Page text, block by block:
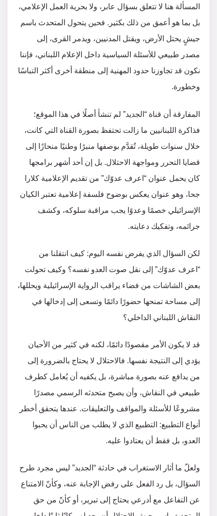
المسألة هنا لا تتعلق بسؤال عابر، ولا بحرية العمل الإعلامي،
بل بما هو أعمق من ذلك بكثير. فحين يتحول المتحدث باسم
جيشٍ يحتل الأرض، ويقتل المدنيين، ويدمر القرى، إلى
مصدر طبيعي للأسئلة السياسية داخل الإعلام اللبناني، فإننا
نكون قد تجاوزنا حدود المهنية إلى منطقة أخرى أكثر التباسًا
وخطورة.
المفارقة أن قناة “الجديد” لم تنشأ أصلًا في هذا الموقع؛
فذاكرة اللبنانيين ما زالت تحتفظ بصورة القناة التي كانت،
خلال سنوات طويلة، تُقدَّم بوصفها منبرًا وطنيًا منحازًا إلى
قضايا التحرر ومواجهة الاحتلال. بل إن أحد أشهر برامجها
كان يحمل عنوان “اعرف عدوّك” من تقديم الإعلامية كلارا
جحا، وهو عنوان يعكس بوضوح فلسفة إعلامية تعتبر الكيان
الإسرائيلي خصمًا وعدوًا يجب مراقبة سلوكه، وكشف
جرائمه، وتفكيك دعايته.
لكن السؤال الذي يفرض نفسه اليوم: كيف انتقلنا من
“اعرف عدوّك” إلى نقل صوت العدو نفسه؟ وكيف تحولت
بعض الشاشات من فضاء يراقب الرواية الإسرائيلية ويحللها،
إلى مساحة تمنحها حضورًا دائمًا وتسعى إلى إدخالها في
النقاش اللبناني الداخلي؟
قد لا يكون الأمر مقصودًا دائمًا، لكنه في كثير من الأحيان
يؤدي إلى النتيجة نفسها. فالاحتلال لا يحتاج بالضرورة إلى
من يدافع عنه بصورة مباشرة، بل يكفيه أن يُعامل كطرف
طبيعي في النقاش، وأن يصبح متحدثه الرسمي مصدرًا
مشروعًا للأسئلة والمواقف والتعليقات. عندها يتحقق أخطر
أنواع التطبيع: التطبيع الذي لا يطلب من الناس أن يحبوا
العدو، بل فقط أن يعتادوا عليه.
ولعلّ ما أثار الاستغراب في حادثة “الجديد” ليس مجرد طرح
السؤال، بل رد الفعل على رفض الإجابة عنه، وكأنّ الامتناع
عن التفاعل مع أدرعي يحتاج إلى تبرير، أو كأنّ من حق